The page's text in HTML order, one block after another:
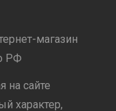
магазин
РФ
на сайте
характер,